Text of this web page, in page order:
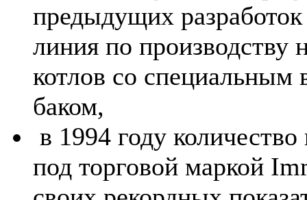
предыдущих
линия по производству
котлов со специальным
баком,
в 1994 году
под торговой маркой